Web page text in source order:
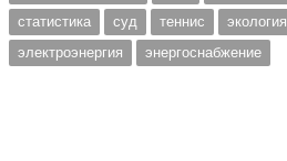
статистика
суд теннис
экология
электроэнергия
энергоснабжение